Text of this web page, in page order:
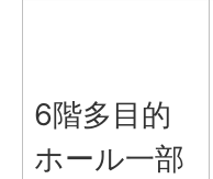
6階多目的
ホール一部